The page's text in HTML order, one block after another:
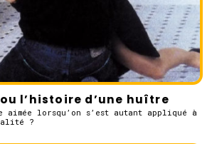
l’histoire d’une huître
aimée lorsqu’on s’est autant appliqué à
?